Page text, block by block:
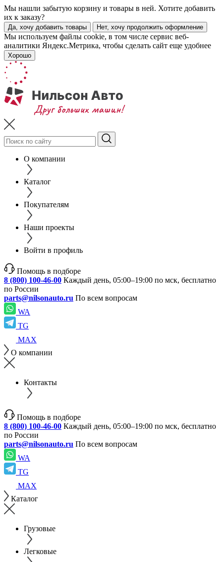
Мы нашли забытую корзину и товары в ней. Хотите добавить
их к заказу?
Да, хочу добавить товары Нет, хочу продолжить оформление
Мы используем файлы cookie, в том числе сервис веб-
аналитики Яндекс.Метрика, чтобы сделать сайт еще удобнее
Хорошо
О компании
Каталог
Покупателям
Наши проекты
Войти в профиль
Помощь в подборе
8 (800) 100-46-00 Каждый день, 05:00–19:00 по мск, бесплатно
по России
parts@nilsonauto.ru По всем вопросам
WA
TG
MAX
О компании
Контакты
Помощь в подборе
8 (800) 100-46-00 Каждый день, 05:00–19:00 по мск, бесплатно
по России
parts@nilsonauto.ru По всем вопросам
WA
TG
MAX
Каталог
Грузовые
Легковые